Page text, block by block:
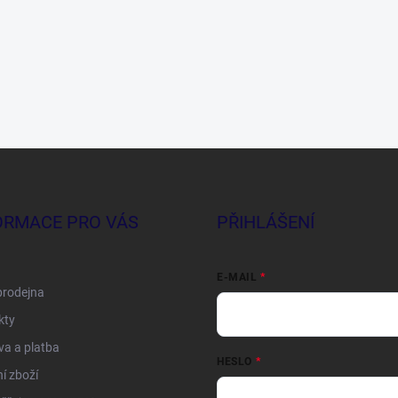
PRO VÁS
a platba
zboží
PŘIHLÁŠENÍ
E-MAIL
HESLO